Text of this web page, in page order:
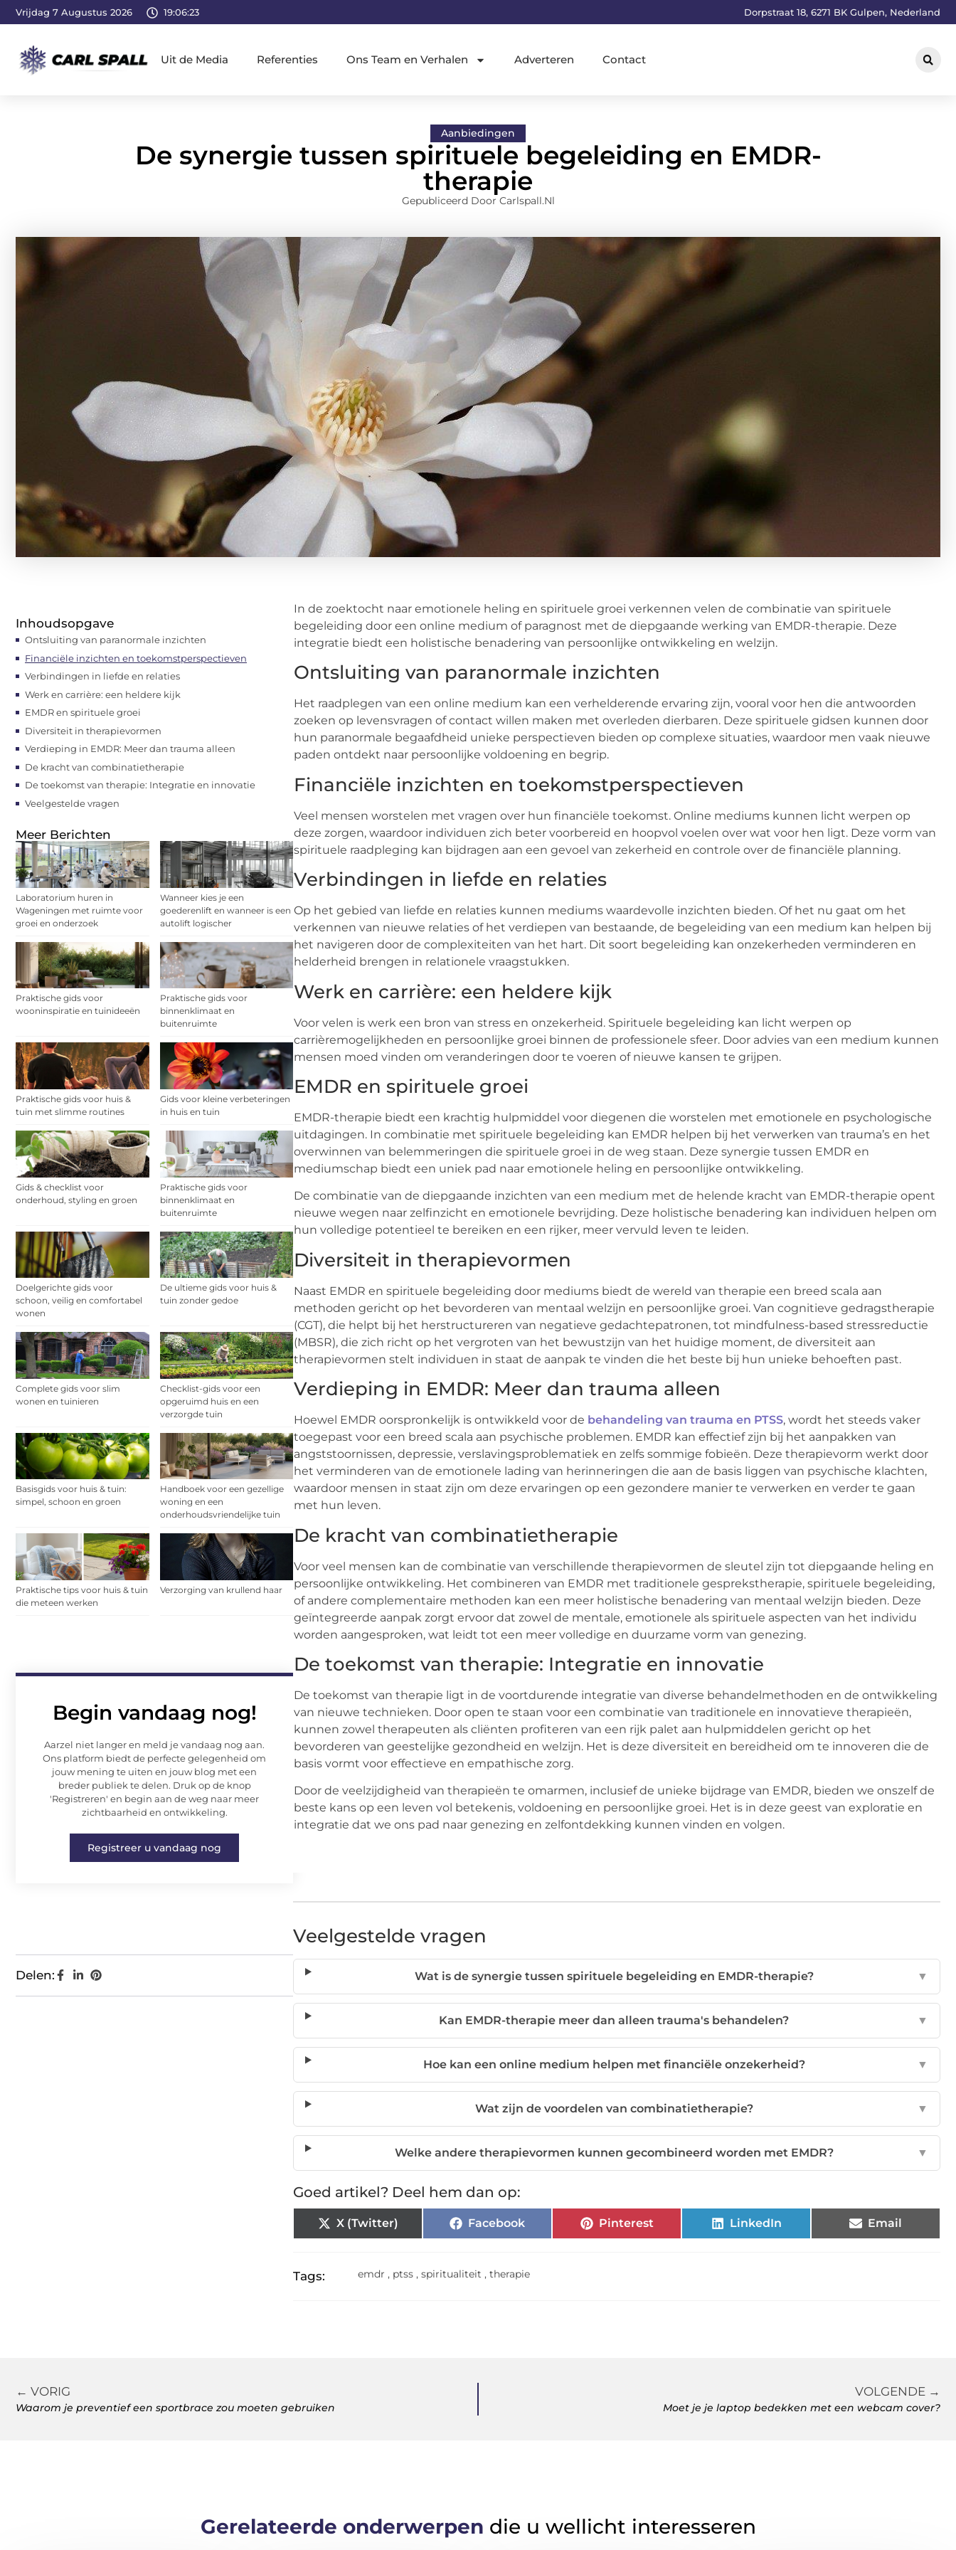
Vrijdag 7 Augustus 2026 19:06:24 Dorpstraat 18, 6271 BK Gulpen, Nederland
Uit de Media Referenties Ons Team en Verhalen Adverteren Contact
Aanbiedingen
De synergie tussen spirituele begeleiding en EMDR-
therapie
Gepubliceerd Door Carlspall.nl
Inhoudsopgave
Ontsluiting van paranormale inzichten
Financiële inzichten en toekomstperspectieven
Verbindingen in liefde en relaties
Werk en carrière: een heldere kijk
EMDR en spirituele groei
Diversiteit in therapievormen
Verdieping in EMDR: Meer dan trauma alleen
De kracht van combinatietherapie
De toekomst van therapie: Integratie en innovatie
Veelgestelde vragen
Meer Berichten
Laboratorium huren in
Wageningen met ruimte voor
groei en onderzoek
Wanneer kies je een
goederenlift en wanneer is een
autolift logischer
Praktische gids voor
wooninspiratie en tuinideeën
Praktische gids voor
binnenklimaat en
buitenruimte
Praktische gids voor huis &
tuin met slimme routines
Gids voor kleine verbeteringen
in huis en tuin
Gids & checklist voor
onderhoud, styling en groen
Praktische gids voor
binnenklimaat en
buitenruimte
Doelgerichte gids voor
schoon, veilig en comfortabel
wonen
De ultieme gids voor huis &
tuin zonder gedoe
Complete gids voor slim
wonen en tuinieren
Checklist-gids voor een
opgeruimd huis en een
verzorgde tuin
Basisgids voor huis & tuin:
simpel, schoon en groen
Handboek voor een gezellige
woning en een
onderhoudsvriendelijke tuin
Praktische tips voor huis & tuin
die meteen werken
Verzorging van krullend haar
Begin vandaag nog!
Aarzel niet langer en meld je vandaag nog aan.
Ons platform biedt de perfecte gelegenheid om
jouw mening te uiten en jouw blog met een
breder publiek te delen. Druk op de knop
'Registreren' en begin aan de weg naar meer
zichtbaarheid en ontwikkeling.
Registreer u vandaag nog
Delen:
In de zoektocht naar emotionele heling en spirituele groei verkennen velen de combinatie van spirituele
begeleiding door een online medium of paragnost met de diepgaande werking van EMDR-therapie. Deze
integratie biedt een holistische benadering van persoonlijke ontwikkeling en welzijn.
Ontsluiting van paranormale inzichten
Het raadplegen van een online medium kan een verhelderende ervaring zijn, vooral voor hen die antwoorden
zoeken op levensvragen of contact willen maken met overleden dierbaren. Deze spirituele gidsen kunnen door
hun paranormale begaafdheid unieke perspectieven bieden op complexe situaties, waardoor men vaak nieuwe
paden ontdekt naar persoonlijke voldoening en begrip.
Financiële inzichten en toekomstperspectieven
Veel mensen worstelen met vragen over hun financiële toekomst. Online mediums kunnen licht werpen op
deze zorgen, waardoor individuen zich beter voorbereid en hoopvol voelen over wat voor hen ligt. Deze vorm van
spirituele raadpleging kan bijdragen aan een gevoel van zekerheid en controle over de financiële planning.
Verbindingen in liefde en relaties
Op het gebied van liefde en relaties kunnen mediums waardevolle inzichten bieden. Of het nu gaat om het
verkennen van nieuwe relaties of het verdiepen van bestaande, de begeleiding van een medium kan helpen bij
het navigeren door de complexiteiten van het hart. Dit soort begeleiding kan onzekerheden verminderen en
helderheid brengen in relationele vraagstukken.
Werk en carrière: een heldere kijk
Voor velen is werk een bron van stress en onzekerheid. Spirituele begeleiding kan licht werpen op
carrièremogelijkheden en persoonlijke groei binnen de professionele sfeer. Door advies van een medium kunnen
mensen moed vinden om veranderingen door te voeren of nieuwe kansen te grijpen.
EMDR en spirituele groei
EMDR-therapie biedt een krachtig hulpmiddel voor diegenen die worstelen met emotionele en psychologische
uitdagingen. In combinatie met spirituele begeleiding kan EMDR helpen bij het verwerken van trauma’s en het
overwinnen van belemmeringen die spirituele groei in de weg staan. Deze synergie tussen EMDR en
mediumschap biedt een uniek pad naar emotionele heling en persoonlijke ontwikkeling.
De combinatie van de diepgaande inzichten van een medium met de helende kracht van EMDR-therapie opent
nieuwe wegen naar zelfinzicht en emotionele bevrijding. Deze holistische benadering kan individuen helpen om
hun volledige potentieel te bereiken en een rijker, meer vervuld leven te leiden.
Diversiteit in therapievormen
Naast EMDR en spirituele begeleiding door mediums biedt de wereld van therapie een breed scala aan
methoden gericht op het bevorderen van mentaal welzijn en persoonlijke groei. Van cognitieve gedragstherapie
(CGT), die helpt bij het herstructureren van negatieve gedachtepatronen, tot mindfulness-based stressreductie
(MBSR), die zich richt op het vergroten van het bewustzijn van het huidige moment, de diversiteit aan
therapievormen stelt individuen in staat de aanpak te vinden die het beste bij hun unieke behoeften past.
Verdieping in EMDR: Meer dan trauma alleen
Hoewel EMDR oorspronkelijk is ontwikkeld voor de behandeling van trauma en PTSS, wordt het steeds vaker
toegepast voor een breed scala aan psychische problemen. EMDR kan effectief zijn bij het aanpakken van
angststoornissen, depressie, verslavingsproblematiek en zelfs sommige fobieën. Deze therapievorm werkt door
het verminderen van de emotionele lading van herinneringen die aan de basis liggen van psychische klachten,
waardoor mensen in staat zijn om deze ervaringen op een gezondere manier te verwerken en verder te gaan
met hun leven.
De kracht van combinatietherapie
Voor veel mensen kan de combinatie van verschillende therapievormen de sleutel zijn tot diepgaande heling en
persoonlijke ontwikkeling. Het combineren van EMDR met traditionele gesprekstherapie, spirituele begeleiding,
of andere complementaire methoden kan een meer holistische benadering van mentaal welzijn bieden. Deze
geïntegreerde aanpak zorgt ervoor dat zowel de mentale, emotionele als spirituele aspecten van het individu
worden aangesproken, wat leidt tot een meer volledige en duurzame vorm van genezing.
De toekomst van therapie: Integratie en innovatie
De toekomst van therapie ligt in de voortdurende integratie van diverse behandelmethoden en de ontwikkeling
van nieuwe technieken. Door open te staan voor een combinatie van traditionele en innovatieve therapieën,
kunnen zowel therapeuten als cliënten profiteren van een rijk palet aan hulpmiddelen gericht op het
bevorderen van geestelijke gezondheid en welzijn. Het is deze diversiteit en bereidheid om te innoveren die de
basis vormt voor effectieve en empathische zorg.
Door de veelzijdigheid van therapieën te omarmen, inclusief de unieke bijdrage van EMDR, bieden we onszelf de
beste kans op een leven vol betekenis, voldoening en persoonlijke groei. Het is in deze geest van exploratie en
integratie dat we ons pad naar genezing en zelfontdekking kunnen vinden en volgen.
Veelgestelde vragen
Wat is de synergie tussen spirituele begeleiding en EMDR-therapie? ▼
Kan EMDR-therapie meer dan alleen trauma's behandelen? ▼
Hoe kan een online medium helpen met financiële onzekerheid? ▼
Wat zijn de voordelen van combinatietherapie? ▼
Welke andere therapievormen kunnen gecombineerd worden met EMDR? ▼
Goed artikel? Deel hem dan op:
X (Twitter) Facebook Pinterest LinkedIn Email
Tags: emdr , ptss , spiritualiteit , therapie
← VORIG
Waarom je preventief een sportbrace zou moeten gebruiken
VOLGENDE →
Moet je je laptop bedekken met een webcam cover?
Gerelateerde onderwerpen die u wellicht interesseren